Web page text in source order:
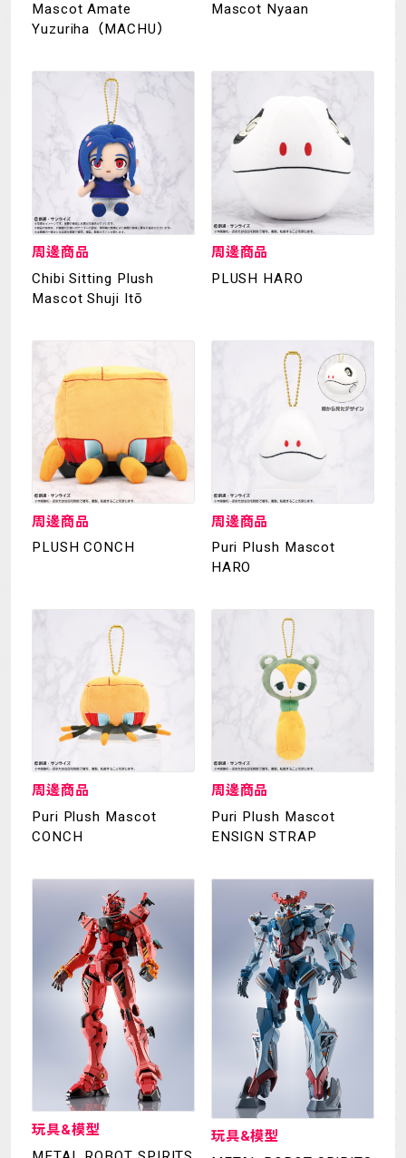
Mascot Amate
Yuzuriha（MACHU）
Mascot Nyaan
周邊商品
Chibi Sitting Plush
Mascot Shuji Itō
周邊商品
PLUSH HARO
周邊商品
PLUSH CONCH
周邊商品
Puri Plush Mascot
HARO
周邊商品
Puri Plush Mascot
CONCH
周邊商品
Puri Plush Mascot
ENSIGN STRAP
玩具&模型
玩具&模型